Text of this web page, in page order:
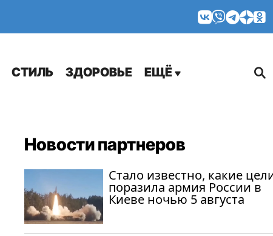
СТИЛЬ ЗДОРОВЬЕ ЕЩЁ
Новости партнеров
Стало известно, какие
поразила армия России в
Киеве ночью 5 августа